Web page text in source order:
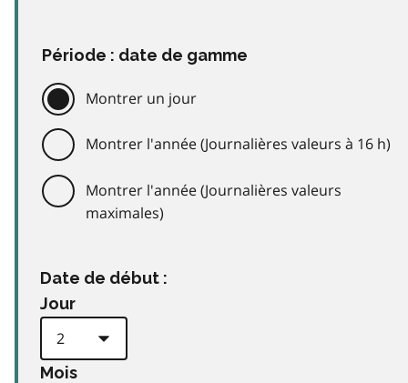
Période : date de gamme
Montrer un jour
Montrer l'année (Journalières valeurs à 16 h)
Montrer l'année (Journalières valeurs
maximales)
Date de début :
Jour
Mois